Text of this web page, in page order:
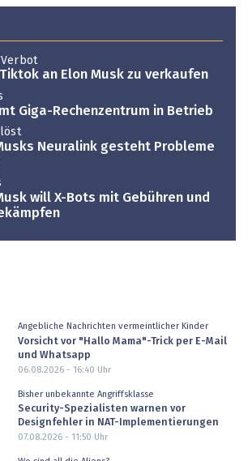
an Elon Musk zu verkaufen
Giga-Rechenzentrum in Betrieb
Neuralink gesteht Probleme
will X-Bots mit Gebühren und
Angebliche Nachrichten vermeintlicher Kinder
Vorsicht vor "Hallo Mama"-Trick per E-Mail
und Whatsapp
06.08.2026 - 16:40 Uhr
Bisher unbekannte Angriffsklasse
Security-Spezialisten warnen vor
Designfehler in NAT-Implementierungen
07.08.2026 - 11:50 Uhr